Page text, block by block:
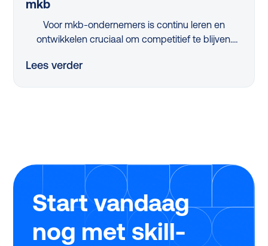
mkb
Voor mkb-ondernemers is continu leren en
ontwikkelen cruciaal om competitief te blijven.
flinke uitdaging. Dus, hoe pak je dit slim aan?
stress, snel en eenvoudig gebruikmaakt van deze
regeling.
Lees verder
Start vandaag
nog met skill-